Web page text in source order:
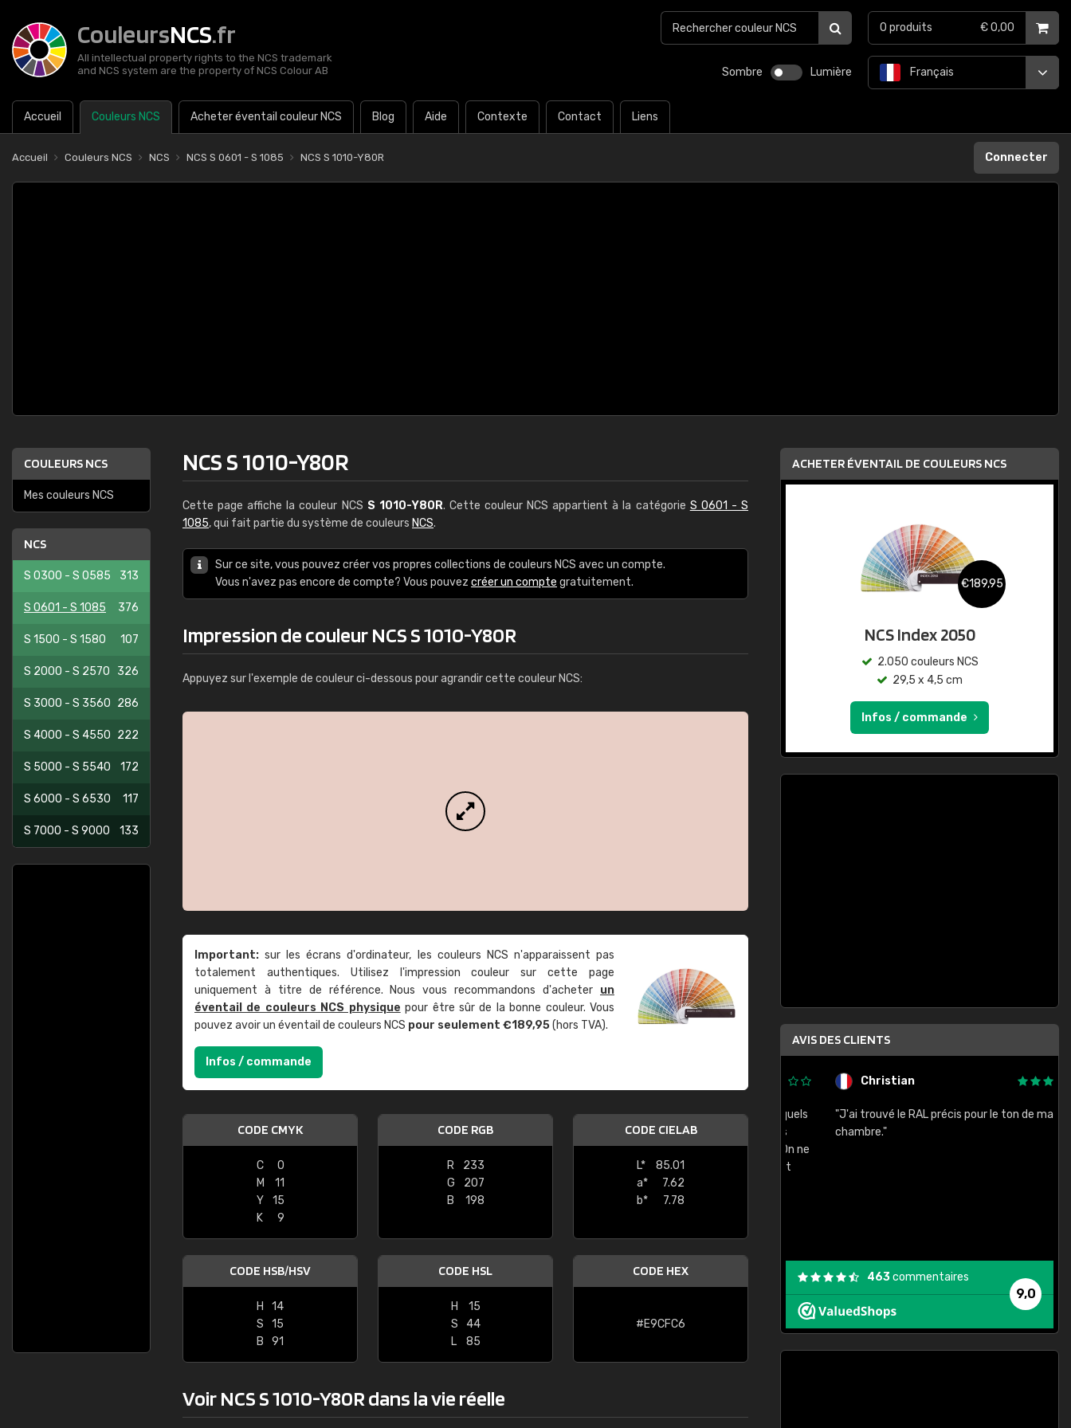
CouleursNCS.fr
All intellectual property rights to the NCS trademark
and NCS system are the property of NCS Colour AB
Sombre Lumière
Accueil Couleurs NCS Acheter éventail couleur NCS Blog Aide Contexte Contact Liens
Français
0 produits € 0,00
Accueil Couleurs NCS NCS NCS S 0601 - S 1085 NCS S 1010-Y80R Connecter
COULEURS NCS
Mes couleurs NCS
NCS
S 0300 - S 0585 313
S 0601 - S 1085 376
S 1500 - S 1580 107
S 2000 - S 2570 326
S 3000 - S 3560 286
S 4000 - S 4550 222
S 5000 - S 5540 172
S 6000 - S 6530 117
S 7000 - S 9000 133
NCS S 1010-Y80R
Cette page affiche la couleur NCS S 1010-Y80R. Cette couleur NCS appartient à la catégorie S 0601 - S
1085, qui fait partie du système de couleurs NCS.
Sur ce site, vous pouvez créer vos propres collections de couleurs NCS avec un compte.
Vous n'avez pas encore de compte? Vous pouvez créer un compte gratuitement.
Impression de couleur NCS S 1010-Y80R
Appuyez sur l'exemple de couleur ci-dessous pour agrandir cette couleur NCS:
Important: sur les écrans d'ordinateur, les couleurs NCS n'apparaissent pas
totalement authentiques. Utilisez l'impression couleur sur cette page
uniquement à titre de référence. Nous vous recommandons d'acheter un
éventail de couleurs NCS physique pour être sûr de la bonne couleur. Vous
pouvez avoir un éventail de couleurs NCS pour seulement €189,95(hors TVA).
Infos / commande
CODE CMYK
C
0
M
11
Y
15
K
9
CODE RGB
R
233
G
207
B
198
CODE CIELAB
L*
85.01
a*
7.62
b*
7.78
CODE HSB/HSV
H
14
S
15
B
91
CODE HSL
H
15
S
44
L
85
CODE HEX
#E9CFC6
Voir NCS S 1010-Y80R dans la vie réelle
ACHETER ÉVENTAIL DE COULEURS NCS
€189,95
NCS Index 2050
2.050 couleurs NCS
29,5 x 4,5 cm
Infos / commande
AVIS DES CLIENTS
"Le site ne permet pas de voir clairement quels
sont les produits disponibles. Il y a plusieurs
palettes de couleurs: Classic, Design, etc. On ne
comprend pas qui est quoi. La livraison s'est
bien passé et le produit reçu me convient."
Christian
"J'ai trouvé le RAL précis pour le ton de ma
chambre."
9,0
463commentaires